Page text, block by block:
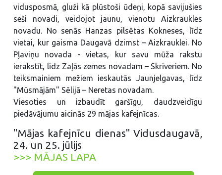
vidusposmā, gluži kā plūstoši ūdeņi, kopā savijušies
seši novadi, veidojot jaunu, vienotu Aizkraukles
novadu. No senās Hanzas pilsētas Kokneses, līdz
vietai, kur gaisma Daugavā dzimst – Aizkrauklei. No
Pļaviņu novada - vietas, kur savu mūža rakstu
ierakstīt, līdz Zaļās zemes novadam – Skrīveriem. No
teiksmainiem mežiem ieskautās Jaunjelgavas, līdz
"Mūsmājām" Sēlijā – Neretas novadam.
Viesoties un izbaudīt garšīgu, daudzveidīgu
piedāvājumu aicinās 29 mājas kafejnīcas.
"Mājas kafejnīcu dienas" Vidusdaugavā,
24. un 25. jūlijs
>>> MĀJAS LAPA